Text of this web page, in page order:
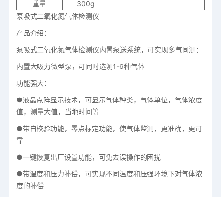
重量
300g
泵吸式二氧化氮气体检测仪
产品介绍：
泵吸式二氧化氮气体检测仪内置泵送系统，可实现多气同测：
内置大吸力微型泵，可同时选测1-6种气体
功能强大：
●液晶点阵显示技术，可显示气体种类，气体单位，气体浓度
值，测量大值，当地时间等
●带自校验功能，零点标定功能，使气体监测，更准确，更可
靠
●一键恢复出厂设置功能，可免去误操作的困扰
●带温度和压力补偿，可实现不同温度和压强环境下对气体浓
度的补偿